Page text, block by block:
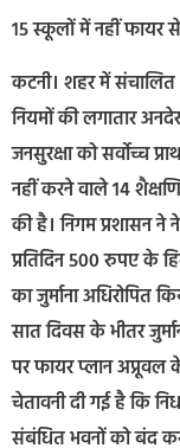
15 स्कूलों में नहीं फायर
कटनी। शहर में संचालित
नियमों की लगातार
जनसुरक्षा को सर्वोच्च
नहीं करने वाले 14
की है। निगम प्रशासन
प्रतिदिन 500 रुपए के
का जुर्माना अधिरोपित
सात दिवस के भीतर
पर फायर प्लान अप्रूवल
चेतावनी दी गई है कि
संबंधित भवनों को बंद